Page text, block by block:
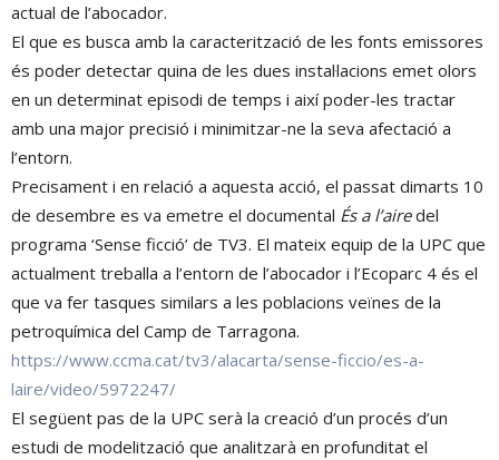
actual de l’abocador.
El que es busca amb la caracterització de les fonts emissores
és poder detectar quina de les dues instal·lacions emet olors
en un determinat episodi de temps i així poder-les tractar
amb una major precisió i minimitzar-ne la seva afectació a
l’entorn.
Precisament i en relació a aquesta acció, el passat dimarts 10
de desembre es va emetre el documental És a l’airedel
programa ‘Sense ficció’ de TV3. El mateix equip de la UPC que
actualment treballa a l’entorn de l’abocador i l’Ecoparc 4 és el
que va fer tasques similars a les poblacions veïnes de la
petroquímica del Camp de Tarragona.
https://www.ccma.cat/tv3/alacarta/sense-ficcio/es-a-
laire/video/5972247/
El següent pas de la UPC serà la creació d’un procés d’un
estudi de modelització que analitzarà en profunditat el